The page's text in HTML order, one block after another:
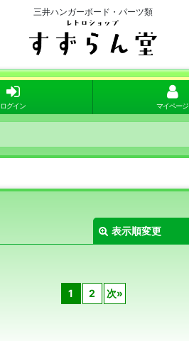
三井ハンガーボード・パーツ類
ログイン マイページ
表示順変更
1 2 次»